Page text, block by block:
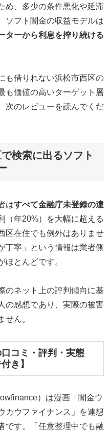
め、多少の条件悪化や延滞
ソフト闇金の収益モデルは
ターから利息を搾り続ける
も借りれない浜松市西区の
も価値の高いターゲット層
次のレビューを読んでくだ
検索に出るソフト
はすべて金融庁未登録の違
（年20%）を大幅に超える
区在住でも例外はありませ
丁寧」という情報は業者側
ほとんどです。
のネット上の評判傾向に基
の感想であり、実際の被害
せん。
コミ・評判・実態
き】
）は漫画「闇金ウ
カウファイナンス」を連想
です。「任意整理中でも融